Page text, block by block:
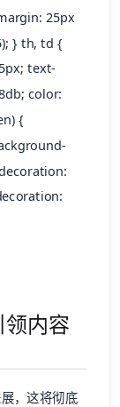
25px
} th, td {
text-
color:
{
内容
，这将彻底